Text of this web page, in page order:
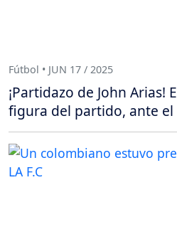
Fútbol • JUN 17 / 2025
¡Partidazo de John Arias!
figura del partido, ante